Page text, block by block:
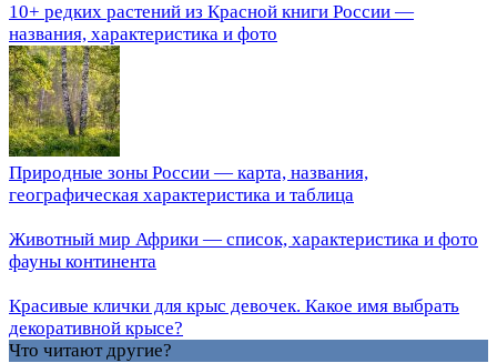
10+ редких растений из Красной книги России —
названия, характеристика и фото
Природные зоны России — карта, названия,
географическая характеристика и таблица
Животный мир Африки — список, характеристика и фото
фауны континента
Красивые клички для крыс девочек. Какое имя выбрать
декоративной крысе?
Что читают другие?